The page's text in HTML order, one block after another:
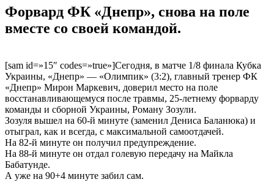
Форвард ФК «Днепр», снова на поле
вместе со своей командой.
[sam id=»15″ codes=»true»]Сегодня, в матче 1/8 финала Кубка
Украины, «Днепр» — «Олимпик» (3:2), главный тренер ФК
«Днепр» Мирон Маркевич, доверил место на поле
восстанавливающемуся после травмы, 25-летнему форварду
команды и сборной Украины, Роману Зозули.
Зозуля вышел на 60-й минуте (заменил Дениса Баланюка) и
отыграл, как и всегда, с максимальной самоотдачей.
На 82-й минуте он получил предупреждение.
На 88-й минуте он отдал голевую передачу на Майкла
Бабатунде.
А уже на 90+4 минуте забил сам.